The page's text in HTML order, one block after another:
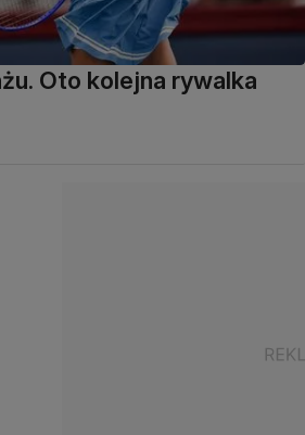
Oto kolejna rywalka